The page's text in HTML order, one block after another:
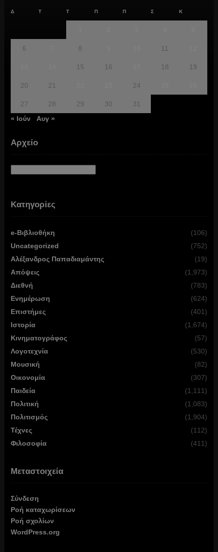
Δ Τ Τ Π Π Σ Κ
6 8 11
15 16 18 19
20 21 24
27 28 29 30
31
« Ιούν
Αυγ »
Αρχείο
Κατηγορίες
e-Βιβλιοθήκη
(106)
Uncategorized
(752)
Αλέξανδρος Παπαδιαμάντης
(19)
Απόψεις
(1,973)
Διεθνή
(783)
Ενημέρωση
(624)
Επιστήμες
(401)
Ιστορία
(1,674)
Κινηματογράφος
(57)
Λογοτεχνία
(530)
Μουσική
(82)
Οικονομία
(307)
Παιδεία
(1,111)
Πολιτική
(1,083)
Πολιτισμός
(1,904)
Τέχνες
(112)
Φιλοσοφία
(411)
Μεταστοιχεία
Σύνδεση
Ροή καταχωρίσεων
Ροή σχολίων
WordPress.org